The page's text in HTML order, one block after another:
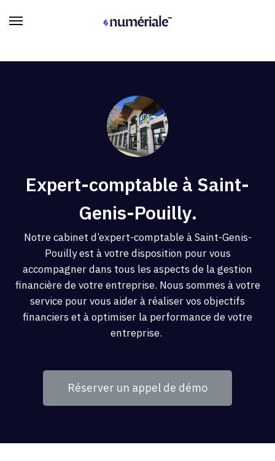
Expert-comptable à Saint-
Genis-Pouilly.
Notre cabinet d’expert-comptable à Saint-Genis-
Pouilly est à votre disposition pour vous
accompagner dans tous les aspects de la gestion
financière de votre entreprise. Nous sommes à votre
service pour vous aider à réaliser vos objectifs
financiers et à optimiser la performance de votre
entreprise.
Réserver un appel de démo